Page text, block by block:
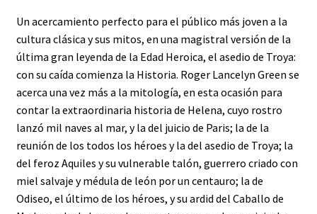
Un acercamiento perfecto para el público más joven a la
cultura clásica y sus mitos, en una magistral versión de la
última gran leyenda de la Edad Heroica, el asedio de Troya:
con su caída comienza la Historia. Roger Lancelyn Green se
acerca una vez más a la mitología, en esta ocasión para
contar la extraordinaria historia de Helena, cuyo rostro
lanzó mil naves al mar, y la del juicio de Paris; la de la
reunión de los todos los héroes y la del asedio de Troya; la
del feroz Aquiles y su vulnerable talón, guerrero criado con
miel salvaje y médula de león por un centauro; la de
Odiseo, el último de los héroes, y su ardid del Caballo de